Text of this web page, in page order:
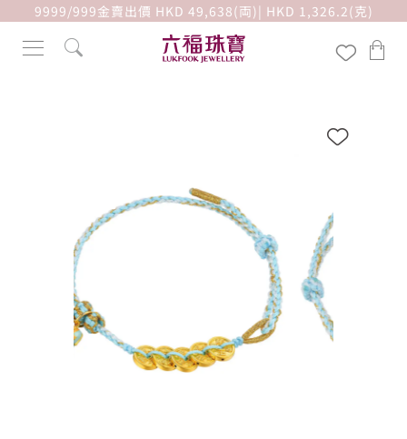
9999/999金賣出價 HKD 49,638(両)| HKD 1,326.2(克)